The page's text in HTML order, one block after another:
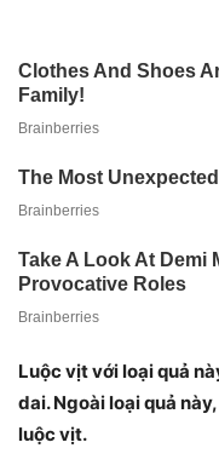
Luộc vịt với loại quả
dai. Ngoài loại quả
luộc vịt.